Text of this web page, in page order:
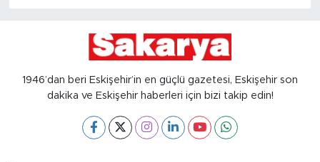
1946’dan beri Eskişehir’in en güçlü gazetesi, Eskişehir son
dakika ve Eskişehir haberleri için bizi takip edin!